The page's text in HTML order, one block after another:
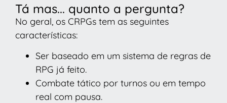
Tá mas... quanto a pergunta?
No geral, os CRPGs tem as seguintes
características:
Ser baseado em um sistema de regras de
RPG já feito.
Combate tático por turnos ou em tempo
real com pausa.